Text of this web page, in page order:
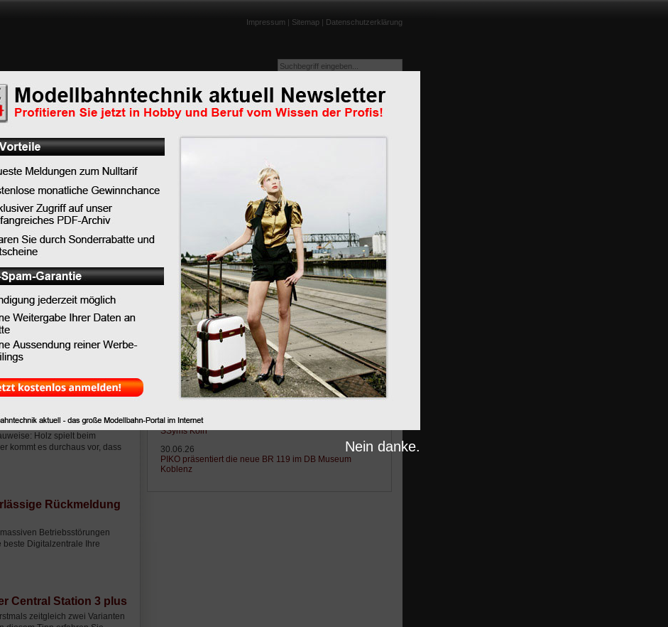
Impressum | Sitemap | Datenschutzerklärung
Anlagenportraits Lexikon Tests Links Downloads Humor
Top-News
Letzte News Letzte Tipps Letzte Lexikoneinträge
Letzte News
24.07.26
PIKO bringt Eisenbahngeschichte zum Leben - BR 119
feiert Premiere in Koblenz
LILIPUT - Auslieferungen Schwerlast-Flachwagen
SSyms Köln
30.06.26
PIKO präsentiert die neue BR 119 im DB Museum
Koblenz
Fernbedienung
Anlage tragen die
blinkende LEDs, für den ist ein
der Industrienationen aus
Smalltalk vermeiden
an Ihren
stören in vielen Fällen
anzuwendendes
Anlage - dies
Holz spielt beim
kommt es durchaus vor, dass
Rückmeldung
Betriebsstörungen
Digitalzentrale Ihre
Central Station 3 plus
zeitgleich zwei Varianten
Nein danke.